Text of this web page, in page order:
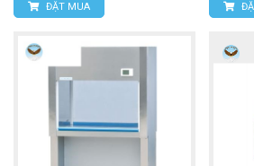
ĐẶT MUA